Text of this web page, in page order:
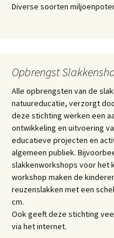
Diverse soorten
Opbrengst
Alle opbrengsten van de
natuureducatie, verzorgt
deze stichting werken een
ontwikkeling en uitvoering
educatieve projecten en
algemeen publiek.
slakkenworkshops voor het
workshop maken de
reuzenslakken met een
cm.
Ook geeft deze stichting
via het internet.